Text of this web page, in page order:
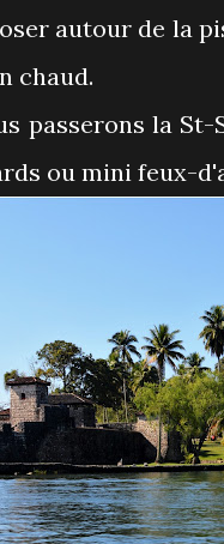
autour de la
chaud.
passerons la
ou mini feux-